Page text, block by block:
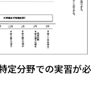
定分野での実習が必